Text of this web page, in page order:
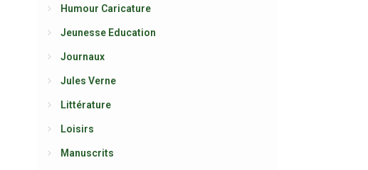
Humour Caricature
Jeunesse Education
Journaux
Jules Verne
Littérature
Loisirs
Manuscrits